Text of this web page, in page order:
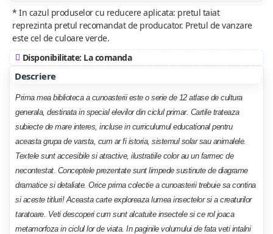
* In cazul produselor cu reducere aplicata: pretul taiat
reprezinta pretul recomandat de producator. Pretul de vanzare
este cel de culoare verde.
Disponibilitate: La comanda
Descriere
Prima mea biblioteca a cunoasterii este o serie de 12 atlase de cultura
generala, destinata in special elevilor din ciclul primar. Cartile trateaza
subiecte de mare interes, incluse in curriculumul educational pentru
aceasta grupa de varsta, cum ar fi istoria, sistemul solar sau animalele.
Textele sunt accesibile si atractive, ilustratiile color au un farmec de
necontestat. Conceptele prezentate sunt limpede sustinute de diagrame
dramatice si detaliate. Orice prima colectie a cunoasterii trebuie sa contina
si aceste titluri! Aceasta carte exploreaza lumea insectelor si a creaturilor
taratoare. Veti descoperi cum sunt alcatuite insectele si ce rol joaca
metamorfoza in ciclul lor de viata. In paginile volumului de fata veti intalni